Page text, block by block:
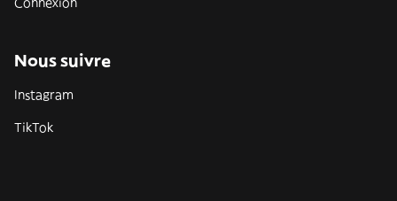
Nous suivre
Instagram
TikTok